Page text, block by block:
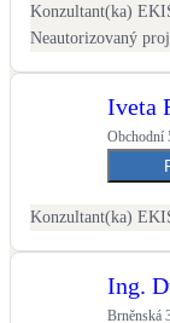
Konzultant(ka)
Neautorizovaný
Iveta
Obchodní
Konzultant(ka)
Ing.
Brněnská